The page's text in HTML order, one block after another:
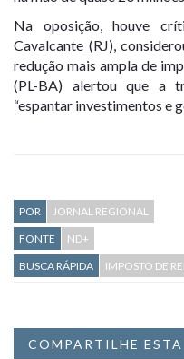
Na oposição, houve
Cavalcante (RJ),
redução mais ampla de
(PL-BA) alertou que a
“espantar investimentos e
POR
JORNAL REGIONAL
FONTE
ND+
BUSCA RÁPIDA
IMPOSTO DE
COMPARTILHE